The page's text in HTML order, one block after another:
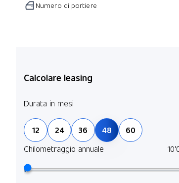
Numero di portiere
Calcolare leasing
Durata in mesi
12 24 36 48
60
Chilometraggio annuale